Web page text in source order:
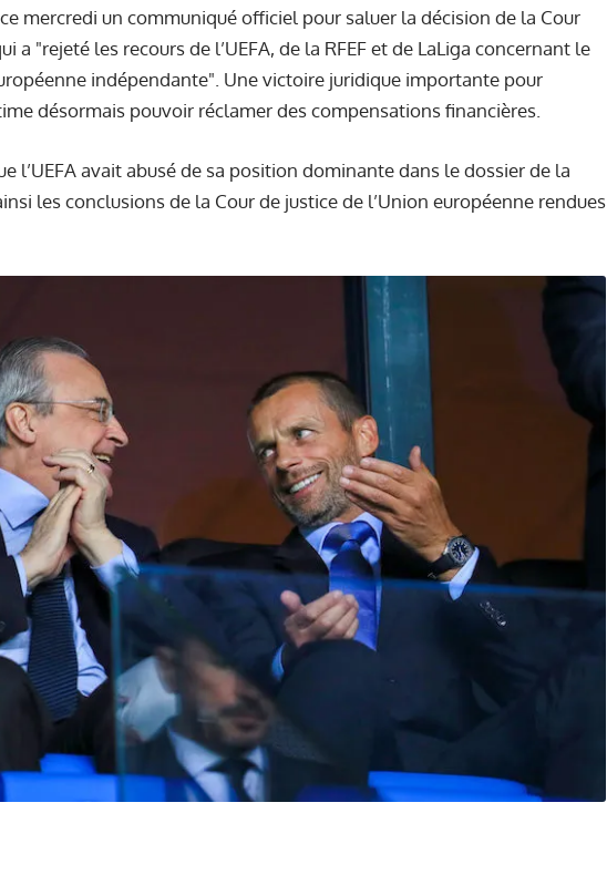
mercredi un communiqué officiel pour saluer la décision de la Cour
a "rejeté les recours de l’UEFA, de la RFEF et de LaLiga concernant le
indépendante". Une victoire juridique importante pour
désormais pouvoir réclamer des compensations financières.
l’UEFA avait abusé de sa position dominante dans le dossier de la
les conclusions de la Cour de justice de l’Union européenne rendues